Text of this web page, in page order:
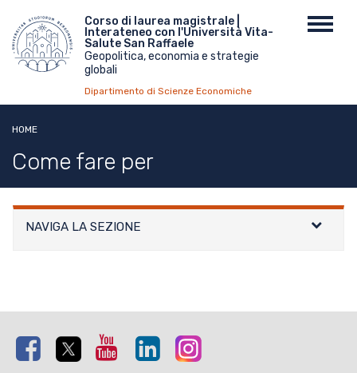
contenuto
principale
Menu
top
Corso di laurea magistrale |
Interateneo con l'Università Vita-
Salute San Raffaele
Geopolitica, economia e strategie
globali
Dipartimento di Scienze Economiche
HOME
Come fare per
NAVIGA LA SEZIONE
Facebook Twitter Youtube Linkedin